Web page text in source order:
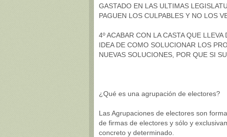
GASTADO EN LAS ULTIMAS
PAGUEN LOS CULPABLES Y NO LOS
4º ACABAR CON LA CASTA QUE
IDEA DE COMO SOLUCIONAR LOS
NUEVAS SOLUCIONES, POR QUE SI
¿Qué es una agrupación de electores?
Las Agrupaciones de electores son
de firmas de electores y sólo y
concreto y determinado.